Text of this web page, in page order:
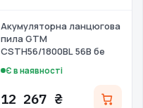
Акумуляторна ланцюгова
пила GTM
CSTH56/1800BL 56В бе
Є в наявності
12 267 ₴